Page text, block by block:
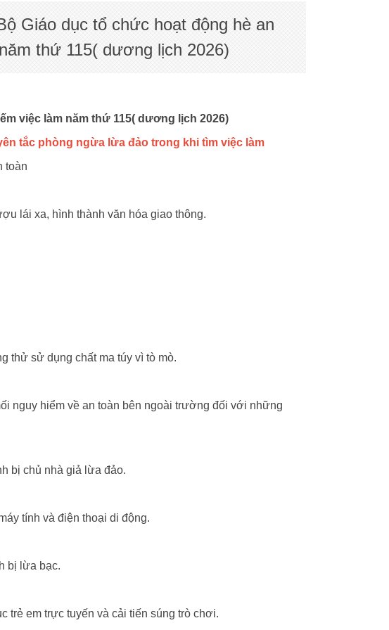
Giáo dục tổ chức hoạt động hè an
thứ 115( dương lịch 2026)
việc làm năm thứ 115( dương lịch 2026)
tắc phòng ngừa lừa đảo trong khi tìm việc làm
toàn
lái xa, hình thành văn hóa giao thông.
thử sử dụng chất ma túy vì tò mò.
nguy hiểm về an toàn bên ngoài trường đối với những
bị chủ nhà giả lừa đảo.
tính và điện thoại di động.
bị lừa bạc.
trẻ em trực tuyến và cải tiến súng trò chơi.